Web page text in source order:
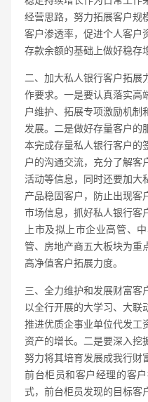
经营思路，努力拓展客户规
客户渗透率，促进个人客户
存款余额的基础上做好稳存
二、加大私人银行客户拓展
作要求。一是要认真落实高
户维护、拓展专项激励机制
发展。二是做好存量客户的
本完成存量私人银行客户的
户的沟通交流，充分了解客
活动等信息，同时还要加大
产品稳固客户，防止出现客
市场信息，抓好私人银行客
上市及拟上市企业高管、
管、房地产商五大板块为重
高净值客户拓展力度。
三、全力维护和发展财富客
以全行开展的大学习、大联
推进优质企事业单位代发工
资产的增长。二是要深入挖
努力将其培育发展成我行财
前台柜员和客户经理的客
式，前台柜员发现的目标客